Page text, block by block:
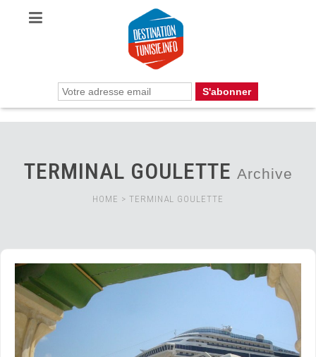
TERMINAL GOULETTE Archive
HOME > TERMINAL GOULETTE